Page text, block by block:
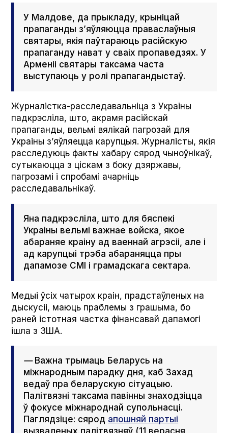
У Малдове, да прыкладу, крыніцай
прапаганды з’яўляюцца праваслаўныя
святары, якія паўтараюць расійскую
прапаганду нават у сваіх пропаведзях. У
Арменіі святары таксама часта
выступаюць у ролі прапагандыстаў.
Журналістка-расследавальніца з Украіны
падкрэсліла, што, акрамя расійскай
прапаганды, вельмі вялікай пагрозай для
Украіны з’яўляецца карупцыя. Журналісты, якія
расследуюць факты хабару сярод чыноўнікаў,
сутыкаюцца з ціскам з боку дзяржавы,
пагрозамі і спробамі ачарніць
расследавальнікаў.
Яна падкрэсліла, што для бяспекі
Украіны вельмі важнае войска, якое
абараняе краіну ад ваеннай агрэсіі, але і
ад карупцыі трэба абараняцца пры
дапамозе СМІ і грамадскага сектара.
Медыі ўсіх чатырох краін, прадстаўленых на
дыскусіі, маюць праблемы з грашыма, бо
раней істотная частка фінансавай дапамогі
ішла з ЗША.
— Важна трымаць Беларусь на
міжнародным парадку дня, каб Захад
ведаў пра беларускую сітуацыю.
Палітвязні таксама павінны знаходзіцца
ў фокусе міжнароднай супольнасці.
Паглядзіце: сярод апошняй партыі